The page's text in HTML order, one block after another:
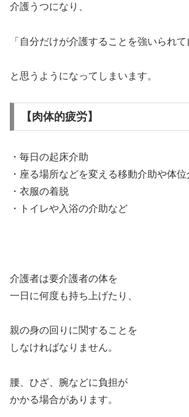
介護うつになり、
「自分だけが介護することを強いられて
と思うようになってしまいます。
【肉体的疲労】
・毎日の起床介助
・座る場所などを変える移動介助や体位
・衣服の着脱
・トイレや入浴の介助など
介護者は要介護者の体を
一日に何度も持ち上げたり、
親の身の回りに関することを
しなければなりません。
腰、ひざ、腕などに負担が
かかる場合があります。